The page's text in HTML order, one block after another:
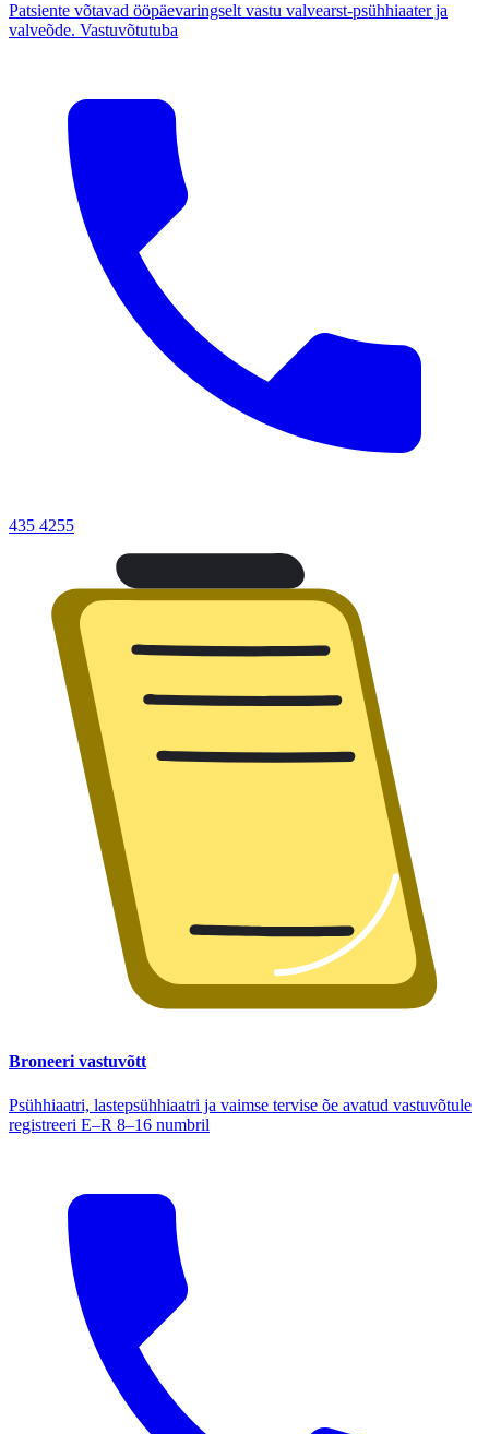
Patsiente võtavad ööpäevaringselt vastu valvearst-psühhiaater ja
valveõde. Vastuvõtutuba
435 4255
Broneeri vastuvõtt
Psühhiaatri, lastepsühhiaatri ja vaimse tervise õe avatud vastuvõtule
registreeri E–R 8–16 numbril